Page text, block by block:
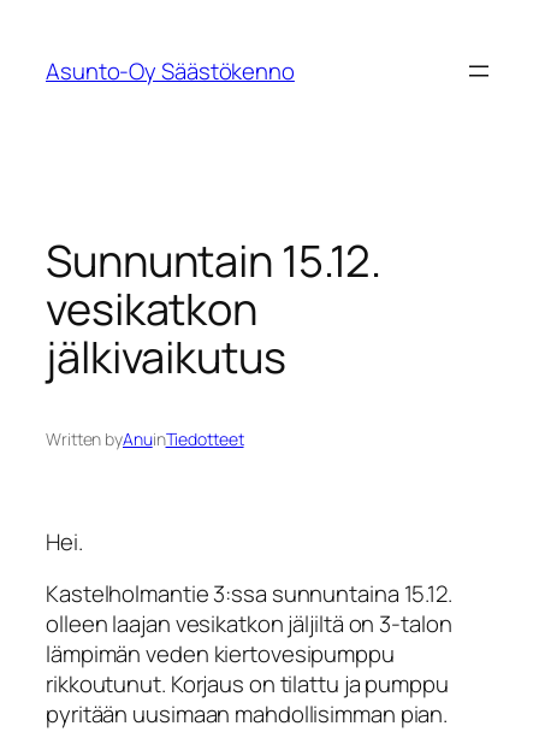
Asunto-Oy Säästökenno
Sunnuntain 15.12.
vesikatkon
jälkivaikutus
Written byAnuinTiedotteet
Hei.
Kastelholmantie 3:ssa sunnuntaina 15.12.
olleen laajan vesikatkon jäljiltä on 3-talon
lämpimän veden kiertovesipumppu
rikkoutunut. Korjaus on tilattu ja pumppu
pyritään uusimaan mahdollisimman pian.